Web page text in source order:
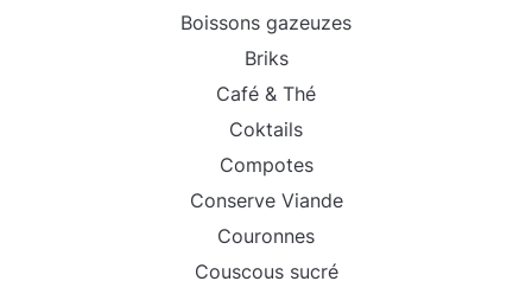
Boissons gazeuzes
Briks
Café & Thé
Coktails
Compotes
Conserve Viande
Couronnes
Couscous sucré